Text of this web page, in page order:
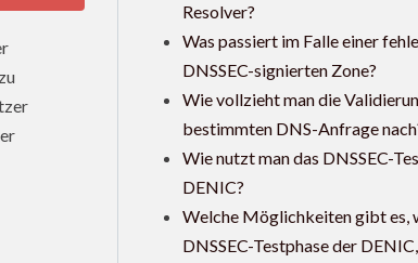
Resolver?
Was passiert im Falle einer
DNSSEC-signierten Zone?
Wie vollzieht man die
bestimmten DNS-Anfrage
Wie nutzt man das DNSSEC-
DENIC?
Welche Möglichkeiten gibt es,
DNSSEC-Testphase der